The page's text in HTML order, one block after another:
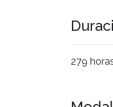
279